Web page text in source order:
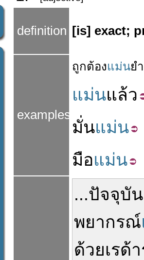
definition [is] exact;
examples
ถูกต้องแม่นยำ
แม่นแล้ว
มั่นแม่น
มือแม่น
...ปัจจุบัน
พยากรณ์
ด้วยเรด้